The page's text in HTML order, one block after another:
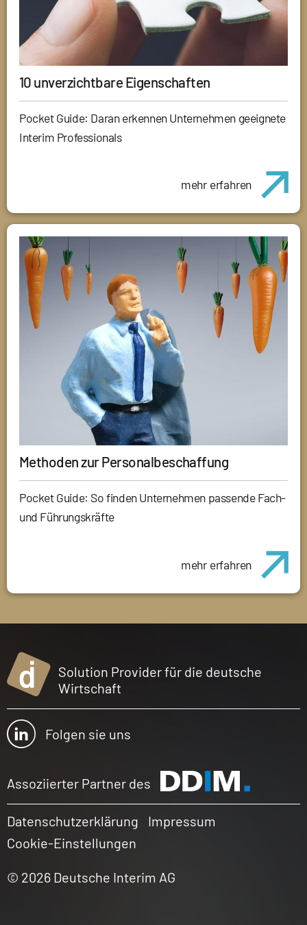
10 unverzichtbare Eigenschaften
Pocket Guide: Daran erkennen Unternehmen geeignete
Interim Professionals
mehr erfahren
Methoden zur Personalbeschaffung
Pocket Guide: So finden Unternehmen passende Fach-
und Führungskräfte
mehr erfahren
Solution Provider für die deutsche
Wirtschaft
Folgen sie uns
Assoziierter Partner des
Datenschutzerklärung
Impressum
Cookie-Einstellungen
© 2026 Deutsche Interim AG